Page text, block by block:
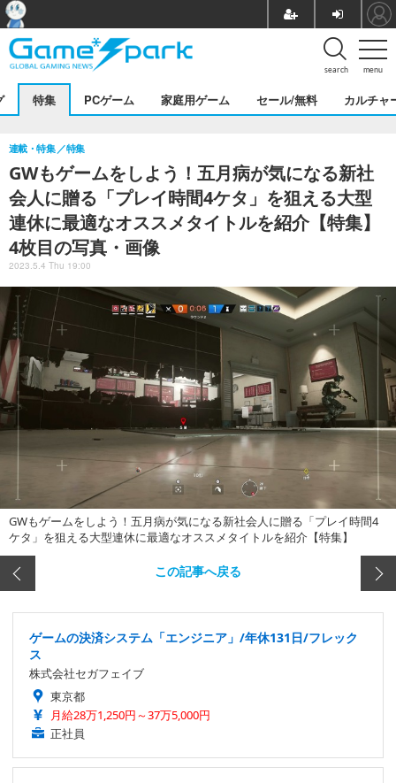
menu
search
特集 PCゲーム 家庭用ゲーム セール/無料 カルチャ
GWもゲームをしよう！五月病が気になる新社
会人に贈る「プレイ時間4ケタ」を狙える大型
連休に最適なオススメタイトルを紹介【特集】
4枚目の写真・画像
連載・特集 特集
2023.5.4 Thu 19:00
GWもゲームをしよう！五月病が気になる新社会人に贈る「プレイ時間4
ケタ」を狙える大型連休に最適なオススメタイトルを紹介【特集】
この記事へ戻る
ゲームの決済システム「エンジニア」/年休131日/フレック
ス
株式会社セガフェイブ
東京都
月給28万1,250円～37万5,000円
正社員